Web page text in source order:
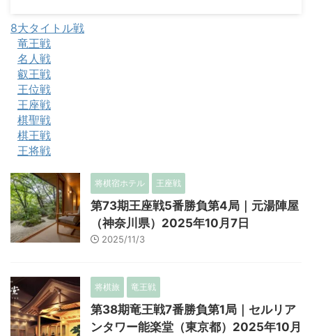
8大タイトル戦
竜王戦
名人戦
叡王戦
王位戦
王座戦
棋聖戦
棋王戦
王将戦
将棋宿ホテル 王座戦
第73期王座戦5番勝負第4局｜元湯陣屋
（神奈川県）2025年10月7日
2025/11/3
将棋旅 竜王戦
第38期竜王戦7番勝負第1局｜セルリア
ンタワー能楽堂（東京都）2025年10月